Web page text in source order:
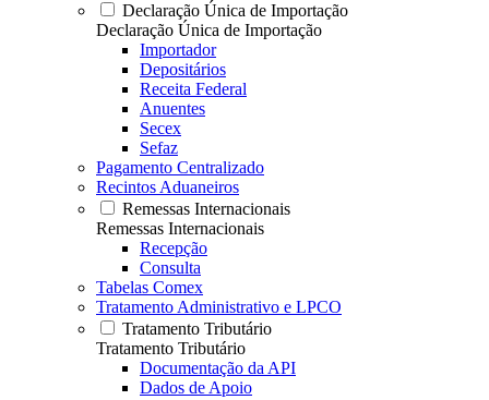
Declaração Única de Importação
Declaração Única de Importação
Importador
Depositários
Receita Federal
Anuentes
Secex
Sefaz
Pagamento Centralizado
Recintos Aduaneiros
Remessas Internacionais
Remessas Internacionais
Recepção
Consulta
Tabelas Comex
Tratamento Administrativo e LPCO
Tratamento Tributário
Tratamento Tributário
Documentação da API
Dados de Apoio